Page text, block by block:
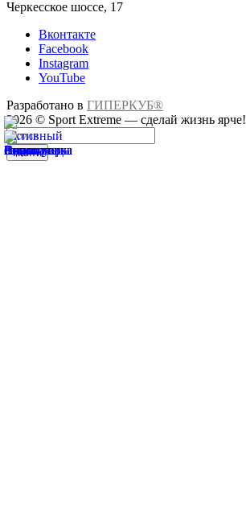
Черкесское шоссе, 17
Вконтакте
Facebook
Instagram
YouTube
Разработано в ГИПЕРКУБ®
2026 © Sport Extreme — сделай жизнь ярче!
Найти